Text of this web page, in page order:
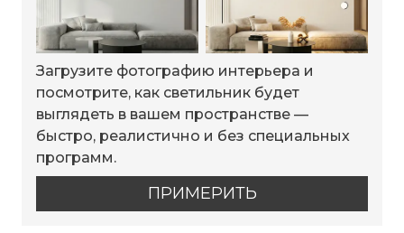
Загрузите фотографию интерьера и
посмотрите, как светильник будет
выглядеть в вашем пространстве —
быстро, реалистично и без специальных
программ.
ПРИМЕРИТЬ